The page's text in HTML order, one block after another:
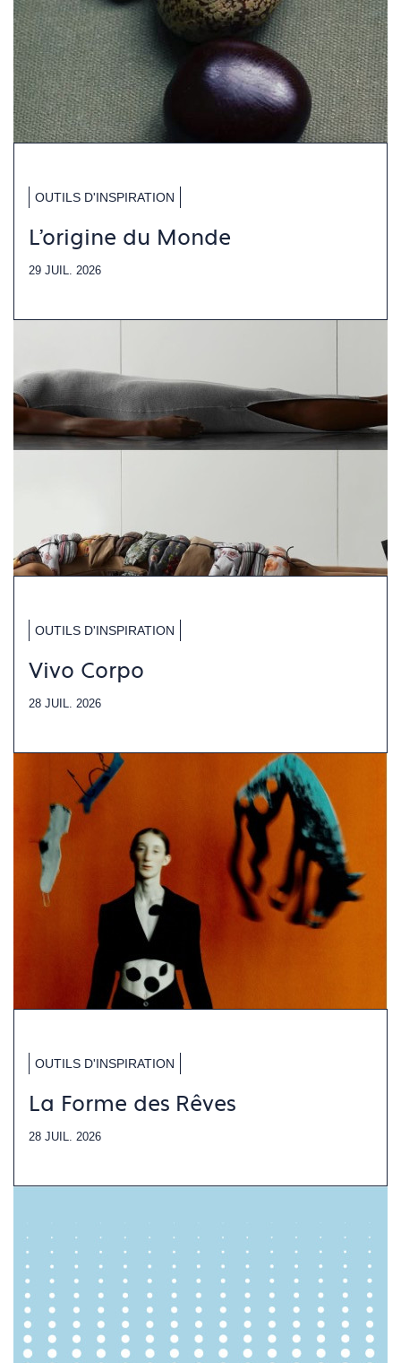
OUTILS D'INSPIRATION
L'origine du Monde
29 JUIL. 2026
OUTILS D'INSPIRATION
Vivo Corpo
28 JUIL. 2026
OUTILS D'INSPIRATION
La Forme des Rêves
28 JUIL. 2026